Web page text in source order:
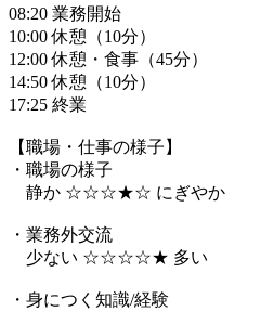
08:20 業務開始
10:00 休憩（10分）
12:00 休憩・食事（45分）
14:50 休憩（10分）
17:25 終業
【職場・仕事の様子】
・職場の様子
静か ☆☆☆★☆ にぎやか
・業務外交流
少ない ☆☆☆☆★ 多い
・身につく知識/経験